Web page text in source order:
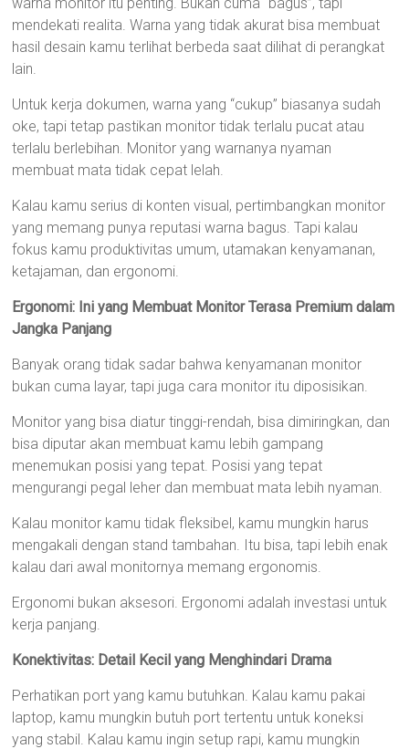
mendekati realita. Warna yang tidak akurat bisa membuat
hasil desain kamu terlihat berbeda saat dilihat di perangkat
lain.
Untuk kerja dokumen, warna yang “cukup” biasanya sudah
oke, tapi tetap pastikan monitor tidak terlalu pucat atau
terlalu berlebihan. Monitor yang warnanya nyaman
membuat mata tidak cepat lelah.
Kalau kamu serius di konten visual, pertimbangkan monitor
yang memang punya reputasi warna bagus. Tapi kalau
fokus kamu produktivitas umum, utamakan kenyamanan,
ketajaman, dan ergonomi.
Ergonomi: Ini yang Membuat Monitor Terasa Premium dalam
Jangka Panjang
Banyak orang tidak sadar bahwa kenyamanan monitor
bukan cuma layar, tapi juga cara monitor itu diposisikan.
Monitor yang bisa diatur tinggi-rendah, bisa dimiringkan, dan
bisa diputar akan membuat kamu lebih gampang
menemukan posisi yang tepat. Posisi yang tepat
mengurangi pegal leher dan membuat mata lebih nyaman.
Kalau monitor kamu tidak fleksibel, kamu mungkin harus
mengakali dengan stand tambahan. Itu bisa, tapi lebih enak
kalau dari awal monitornya memang ergonomis.
Ergonomi bukan aksesori. Ergonomi adalah investasi untuk
kerja panjang.
Konektivitas: Detail Kecil yang Menghindari Drama
Perhatikan port yang kamu butuhkan. Kalau kamu pakai
laptop, kamu mungkin butuh port tertentu untuk koneksi
yang stabil. Kalau kamu ingin setup rapi, kamu mungkin